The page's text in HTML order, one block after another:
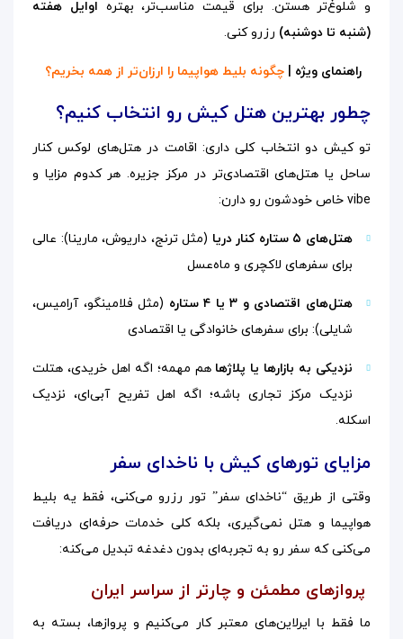
و شلوغ‌تر هستن. برای قیمت مناسب‌تر، بهتره اوایل هفته
(شنبه تا دوشنبه) رزرو کنی.
راهنمای ویژه | چگونه بلیط هواپیما را ارزان‌تر از همه بخریم؟
چطور بهترین هتل کیش رو انتخاب کنیم؟
تو کیش دو انتخاب کلی داری: اقامت در هتل‌های لوکس کنار
ساحل یا هتل‌های اقتصادی‌تر در مرکز جزیره. هر کدوم مزایا و
vibe خاص خودشون رو دارن:
هتل‌های ۵ ستاره کنار دریا
(مثل ترنج، داریوش، مارینا): عالی
برای سفرهای لاکچری و ماه‌عسل
هتل‌های اقتصادی و ۳ یا ۴ ستاره
(مثل فلامینگو، آرامیس،
شایلی): برای سفرهای خانوادگی یا اقتصادی
نزدیکی به بازارها یا پلاژها هم مهمه؛ اگه اهل خریدی، هتلت
نزدیک مرکز تجاری باشه؛ اگه اهل تفریح آبی‌ای، نزدیک
اسکله.
مزایای تورهای کیش با ناخدای سفر
وقتی از طریق “ناخدای سفر” تور رزرو می‌کنی، فقط یه بلیط
هواپیما و هتل نمی‌گیری، بلکه کلی خدمات حرفه‌ای دریافت
می‌کنی که سفر رو به تجربه‌ای بدون دغدغه تبدیل می‌کنه:
پروازهای مطمئن و چارتر از سراسر ایران
ما فقط با ایرلاین‌های معتبر کار می‌کنیم و پروازها، بسته به